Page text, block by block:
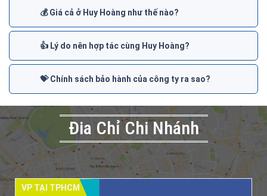
💰 Giá cả ở Huy Hoàng như thế nào?
👍 Lý do nên hợp tác cùng Huy Hoàng?
💝 Chính sách bảo hành của công ty ra sao?
Đia Chỉ Chi Nhánh
VP TẠI TPHCM